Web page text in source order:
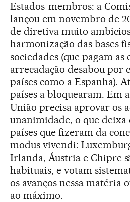
Estados-membros: a
lançou em novembro de
de diretiva muito
harmonização das bases
sociedades (que pagam as
arrecadação desabou por
países como a Espanha).
países a bloquearam. Em
União precisa aprovar os
unanimidade, o que
países que fizeram da
modus vivendi:
Irlanda, Áustria e Chipre
habituais, e votam
os avanços nessa matéria
ao máximo.